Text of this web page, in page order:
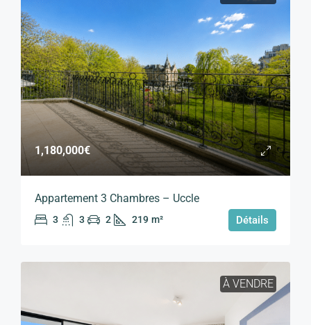
1,180,000€
Appartement 3 Chambres – Uccle
3 3 2 219 m² Détails
À VENDRE